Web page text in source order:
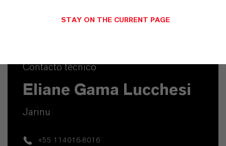
Contacto técnico
Eliane Gama Lucchesi
Jarinu
+55 114016-8016
STAY ON THE CURRENT PAGE